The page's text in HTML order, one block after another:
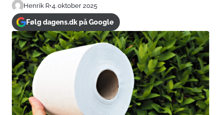
Henrik R•4. oktober 2025
Følg dagens.dk på Google